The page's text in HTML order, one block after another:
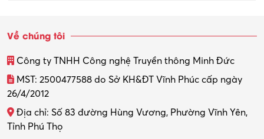
Thiết kế nội thất
Thợ máy – Ô tô – Xe máy
Về chúng tôi
Công ty TNHH Công nghệ Truyền thông Minh Đức
MST: 2500477588 do Sở KH&ĐT Vĩnh Phúc cấp ngày
26/4/2012
Địa chỉ: Số 83 đường Hùng Vương, Phường Vĩnh Yên,
Tỉnh Phú Thọ